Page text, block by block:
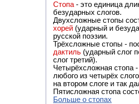
Стопа - это единица
безударных слогов.
Двухсложные стопы
хорей (ударный и
русской поэзии.
Трёхсложные стопы -
дактиль (ударный слог
слог третий).
Четырёхсложная стопа
любого из четырёх
на втором слоге и так
Пятисложная стопа
Больше о стопах